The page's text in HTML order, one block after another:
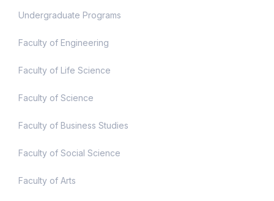
Undergraduate Programs
Faculty of Engineering
Faculty of Life Science
Faculty of Science
Faculty of Business Studies
Faculty of Social Science
Faculty of Arts